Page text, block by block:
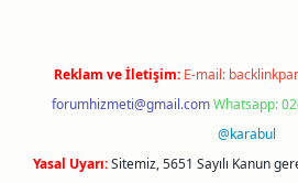
Reklam ve İletişim: E-mail:
forumhizmeti@gmail.comWhatsapp:
@karabul
Yasal Uyarı:Sitemiz, 5651 Sayılı Kanun